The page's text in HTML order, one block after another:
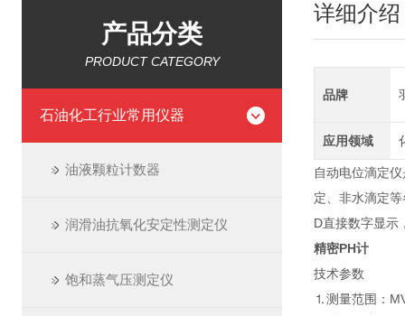
产品分类
PRODUCT CATEGORY
石油化工行业常用仪器
油液颗粒计数器
润滑油抗氧化安定性测定仪
饱和蒸气压测定仪
详细介绍
品牌
应用领域
自动电位滴定
定、非水滴定
D直接数字显示
精密PH计
技术参数
⒈测量范围：